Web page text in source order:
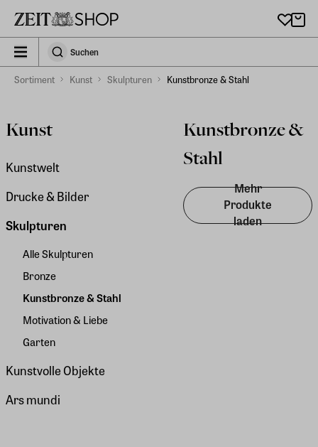
zeit_storefront.components.search.collapsed
SuchenSuchen
Sortiment Kunst Skulpturen Kunstbronze & Stahl
Kunst
Kunstwelt
Drucke & Bilder
Skulpturen
Alle Skulpturen
Bronze
Kunstbronze & Stahl
Motivation & Liebe
Garten
Kunstvolle Objekte
Ars mundi
Kunstbronze &
Stahl
Mehr
Produkte
laden